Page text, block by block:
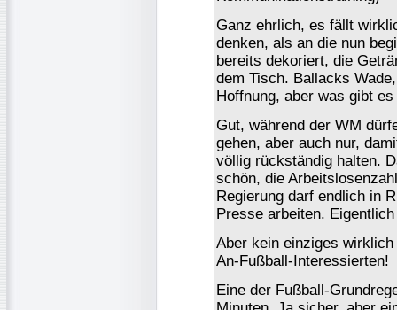
Ganz ehrlich, es fällt
denken, als an die nun
bereits dekoriert, die
dem Tisch. Ballacks
Hoffnung, aber was gibt
Gut, während der WM
gehen, aber auch nur,
völlig rückständig halten.
schön, die
Regierung darf endlich in
Presse arbeiten.
Aber kein einziges
An-Fußball-Interessierten!
Eine der Fußball-